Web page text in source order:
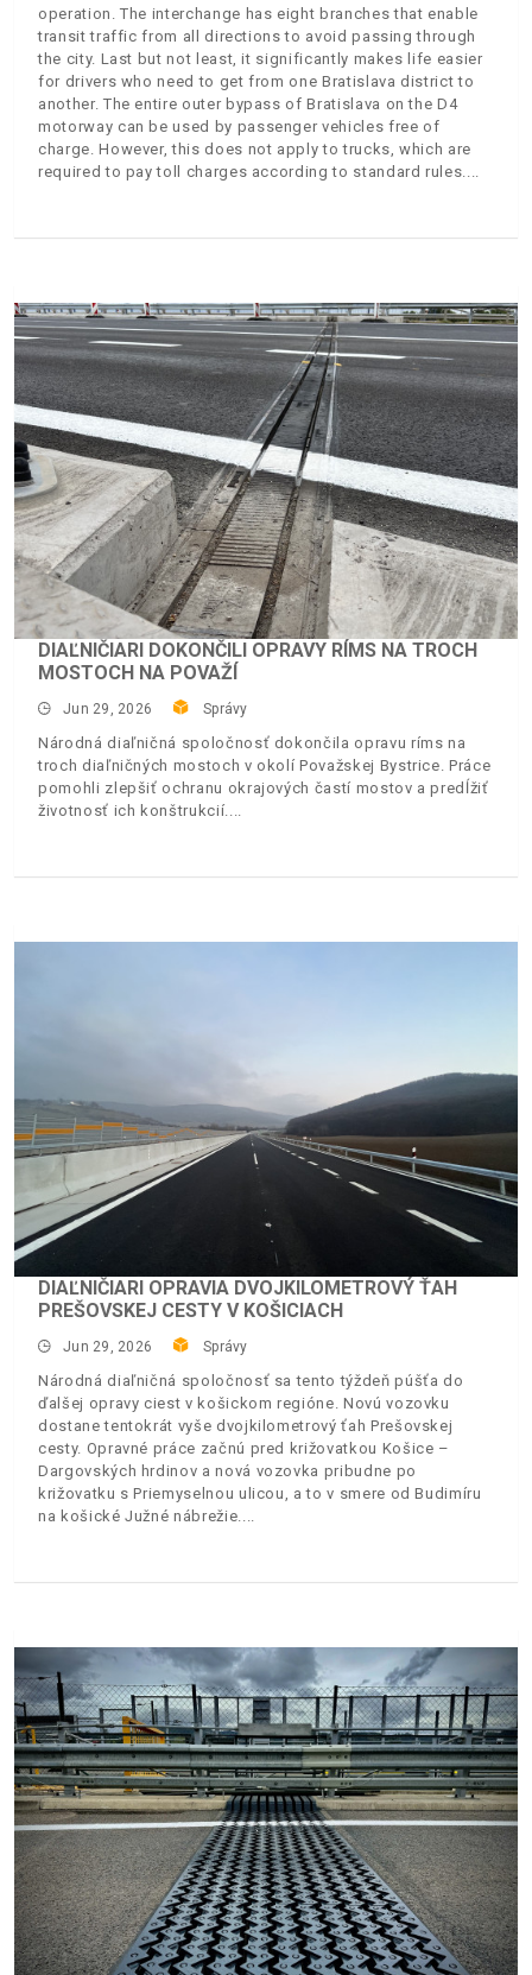
operation. The interchange has eight branches that enable
transit traffic from all directions to avoid passing through
the city. Last but not least, it significantly makes life easier
for drivers who need to get from one Bratislava district to
another. The entire outer bypass of Bratislava on the D4
motorway can be used by passenger vehicles free of
charge. However, this does not apply to trucks, which are
required to pay toll charges according to standard rules.
DIAĽNIČIARI DOKONČILI OPRAVY RÍMS NA TROCH
MOSTOCH NA POVAŽÍ
Jun 29, 2026 Správy
Národná diaľničná spoločnosť dokončila opravu ríms na
troch diaľničných mostoch v okolí Považskej Bystrice. Práce
pomohli zlepšiť ochranu okrajových častí mostov a predĺžiť
životnosť ich konštrukcií.
DIAĽNIČIARI OPRAVIA DVOJKILOMETROVÝ ŤAH
PREŠOVSKEJ CESTY V KOŠICIACH
Jun 29, 2026 Správy
Národná diaľničná spoločnosť sa tento týždeň púšťa do
ďalšej opravy ciest v košickom regióne. Novú vozovku
dostane tentokrát vyše dvojkilometrový ťah Prešovskej
cesty. Opravné práce začnú pred križovatkou Košice –
Dargovských hrdinov a nová vozovka pribudne po
križovatku s Priemyselnou ulicou, a to v smere od Budimíru
na košické Južné nábrežie.